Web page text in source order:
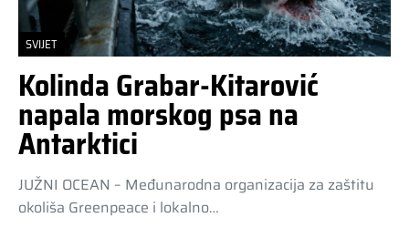
SVIJET
Kolinda Grabar-Kitarović
napala morskog psa na
Antarktici
JUŽNI OCEAN – Međunarodna organizacija za zaštitu
okoliša Greenpeace i lokalno…